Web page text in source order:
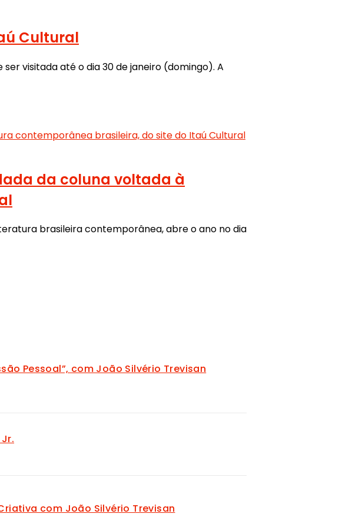
Cultural
visitada até o dia 30 de janeiro (domingo). A
da coluna voltada à
brasileira contemporânea, abre o ano no dia
Pessoal”, com João Silvério Trevisan
com João Silvério Trevisan